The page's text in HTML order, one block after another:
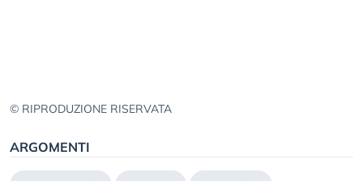
© RIPRODUZIONE RISERVATA
ARGOMENTI